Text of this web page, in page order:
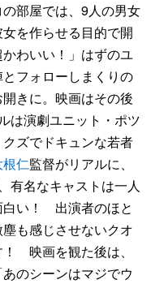
部屋では、9人の男女
を作らせる目的で開
わいい！」はずのユ
フォローしまくりの
きに。映画はその後
は演劇ユニット・ポツ
ズでドキュンな若者
根仁監督がリアルに、
有名なキャストは一人
白い！ 出演者のほと
も感じさせないクオ
映画を観た後は、
のシーンはマジでウ